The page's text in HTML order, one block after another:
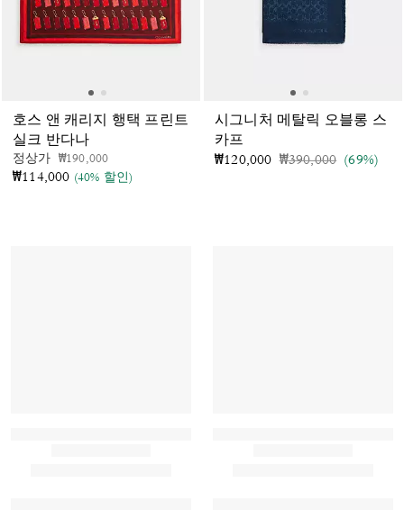
호스 앤 캐리지 행택 프린트
실크 반다나
정상가 가격 인하 전
₩190,000인하됨
₩114,000 (40% 할인)
시그니처 메탈릭 오블롱 스
카프
₩120,000 가격 인하 전
₩390,000인하됨
(69%)